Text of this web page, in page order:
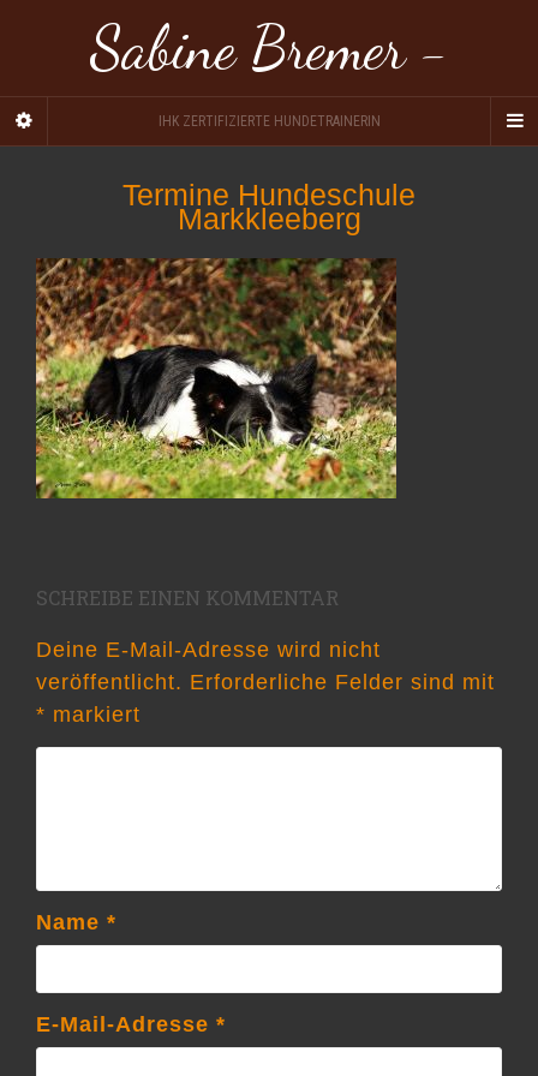
Sabine Bremer -
IHK ZERTIFIZIERTE HUNDETRAINERIN
Termine Hundeschule
Markkleeberg
SCHREIBE EINEN KOMMENTAR
Deine E-Mail-Adresse wird nicht
veröffentlicht. Erforderliche Felder sind mit
* markiert
Name *
E-Mail-Adresse *